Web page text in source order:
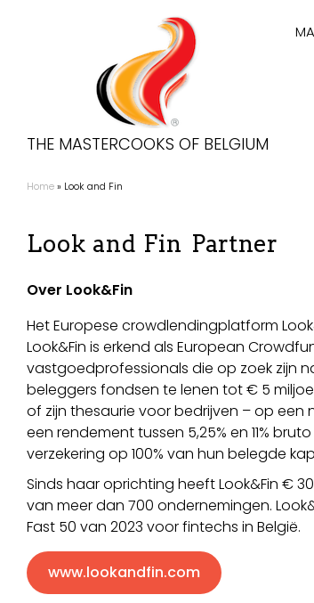
THE MASTERCOOKS OF BELGIUM
Kruimelpad
Home Look and Fin
Look and Fin Partner
Over Look&Fin
Het Europese crowdlendingplatform
Look&Fin is erkend als European
vastgoedprofessionals die op zoek zijn
beleggers fondsen te lenen tot € 5
of zijn thesaurie voor bedrijven – op
een rendement tussen 5,25% en 11%
verzekering op 100% van hun belegde
Sinds haar oprichting heeft Look&Fin €
van meer dan 700 ondernemingen.
Fast 50 van 2023 voor fintechs in België.
www.lookandfin.com